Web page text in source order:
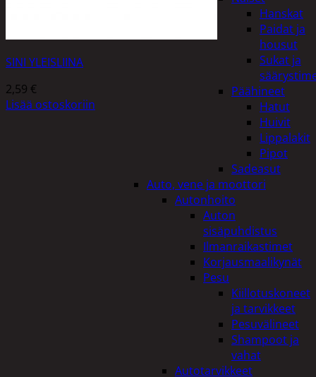
Hanskat
Paidat ja
housut
Sukat ja
Päähineet
Hatut
Huivit
Lippalakit
Pipot
Sadeasut
Auto, vene ja moottori
Autonhoito
Auton
sisäpuhdistus
Ilmanraikastimet
Korjausmaalikynät
Pesu
Kiillotuskoneet
ja tarvikkeet
Pesuvälineet
Shampoot ja
vahat
Autotarvikkeet
SINI YLEISLIINA
2,59 €
Lisää ostoskoriin